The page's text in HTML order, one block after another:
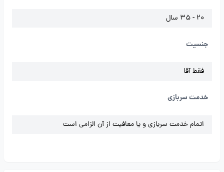
20 - 35 سال
جنسیت
فقط آقا
خدمت سربازی
اتمام خدمت سربازی و یا معافیت از آن الزامی است